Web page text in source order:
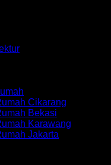
Cikarang
Bekasi
Karawang
Jakarta